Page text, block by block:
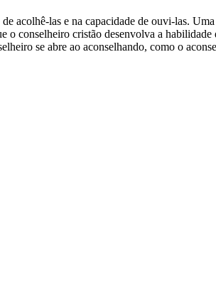
acolhê-las e na capacidade de ouvi-las.
o conselheiro cristão desenvolva a
se abre ao aconselhando, como o